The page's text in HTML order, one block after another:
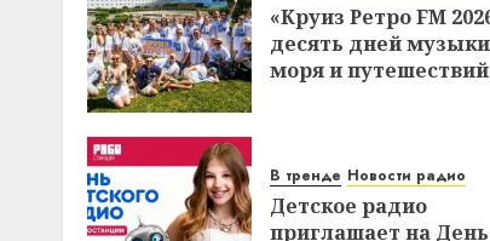
«Круиз Ретро FM
десять дней
моря и путешествий
В тренде Новости радио
Детское радио
приглашает на День